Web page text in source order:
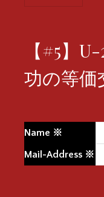
【#5】
功の等価
Name ※
Mail-Address ※